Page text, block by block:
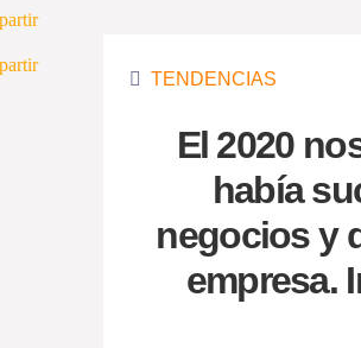
TENDENCIAS
El 2020
había
negocios y
empresa.